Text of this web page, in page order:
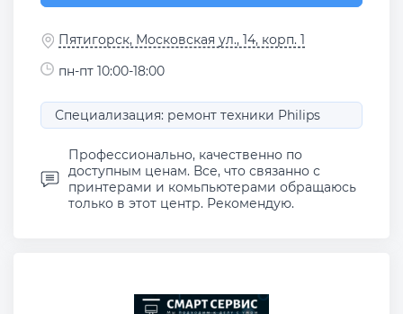
Пятигорск, Московская ул., 14, корп. 1
пн-пт 10:00-18:00
Специализация: ремонт техники Philips
Профессионально, качественно по
доступным ценам. Все, что связанно с
принтерами и комьпьютерами обращаюсь
только в этот центр. Рекомендую.